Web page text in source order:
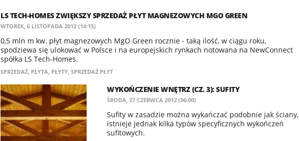
LS TECH-HOMES ZWIĘKSZY SPRZEDAŻ PŁYT MAGNEZOWYCH MGO GREEN
WTOREK, 6 LISTOPADA 2012 (14:15)
0,5 mln m kw. płyt magnezowych MgO Green rocznie - taką ilość, w ciągu roku,
spodziewa się ulokować w Polsce i na europejskich rynkach notowana na NewConnect
spółka LS Tech-Homes.
SPRZEDAŻ, PŁYTA, PŁYTY, SPRZEDAŻ PŁYT
WYKOŃCZENIE WNĘTRZ (CZ. 3): SUFITY
ŚRODA, 27 CZERWCA 2012 (06:00)
Sufity w zasadzie można wykańczać podobnie jak ściany,
istnieje jednak kilka typów specyficznych wykończeń
sufitowych.